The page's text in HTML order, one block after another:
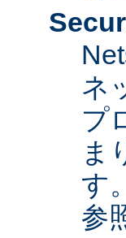
ネ
プ
ま
す。
参